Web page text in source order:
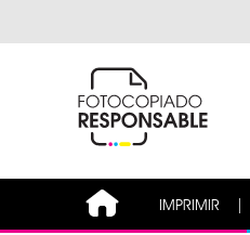
IMPRIMIR